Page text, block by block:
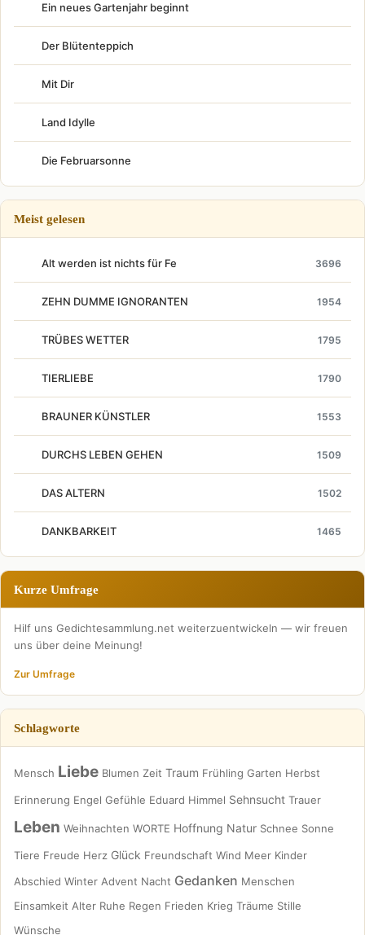
Ein neues Gartenjahr beginnt
Der Blütenteppich
Mit Dir
Land Idylle
Die Februarsonne
Meist gelesen
Alt werden ist nichts für Fe 3696
ZEHN DUMME IGNORANTEN 1954
TRÜBES WETTER 1795
TIERLIEBE 1790
BRAUNER KÜNSTLER 1553
DURCHS LEBEN GEHEN 1509
DAS ALTERN 1502
DANKBARKEIT 1465
Kurze Umfrage
Hilf uns Gedichtesammlung.net weiterzuentwickeln — wir freuen
uns über deine Meinung!
Zur Umfrage
Schlagworte
Mensch Liebe Blumen Zeit Traum Frühling Garten Herbst
Erinnerung Engel Gefühle Eduard Himmel Sehnsucht Trauer
Leben Weihnachten WORTE Hoffnung Natur Schnee Sonne
Tiere Freude Herz Glück Freundschaft Wind Meer Kinder
Abschied Winter Advent Nacht Gedanken Menschen
Einsamkeit Alter Ruhe Regen Frieden Krieg Träume Stille
Wünsche